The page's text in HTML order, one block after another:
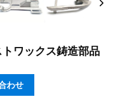
ワックス鋳造部品
わせ